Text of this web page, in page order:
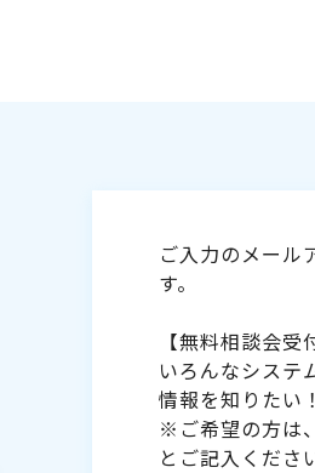
ご入力のメール
す。
【無料相談会受
いろんなシステ
情報を知りたい
※ご希望の方は
とご記入くださ